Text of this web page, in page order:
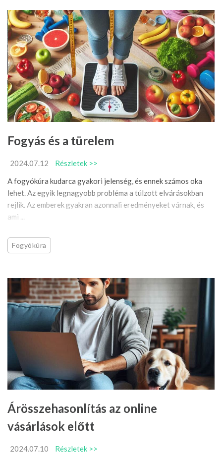
Fogyás és a türelem
2024.07.12
Részletek >>
A fogyókúra kudarca gyakori jelenség, és ennek számos oka
lehet. Az egyik legnagyobb probléma a túlzott elvárásokban
rejlik. Az emberek gyakran azonnali eredményeket várnak, és
ami ...
Fogyókúra
Árösszehasonlítás az online
vásárlások előtt
2024.07.10
Részletek >>